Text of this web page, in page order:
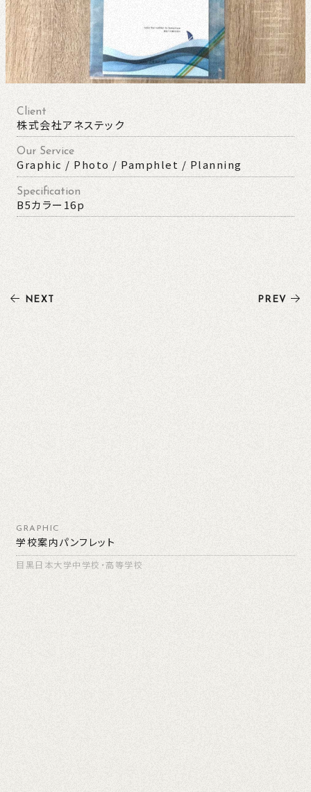
Client
株式会社アネステック
Our Service
Graphic / Photo / Pamphlet / Planning
Specification
B5カラー16p
PREV
NEXT
GRAPHIC
学校案内パンフレット
目黒日本大学中学校・高等学校